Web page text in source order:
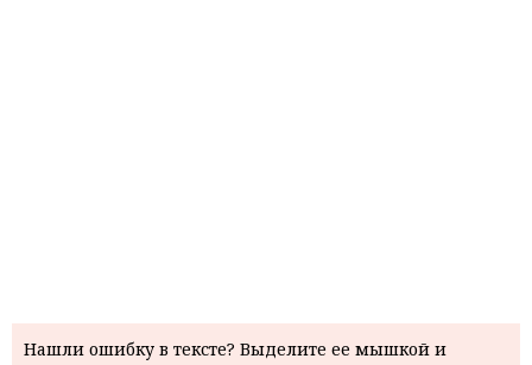
Нашли ошибку в тексте? Выделите ее мышкой и